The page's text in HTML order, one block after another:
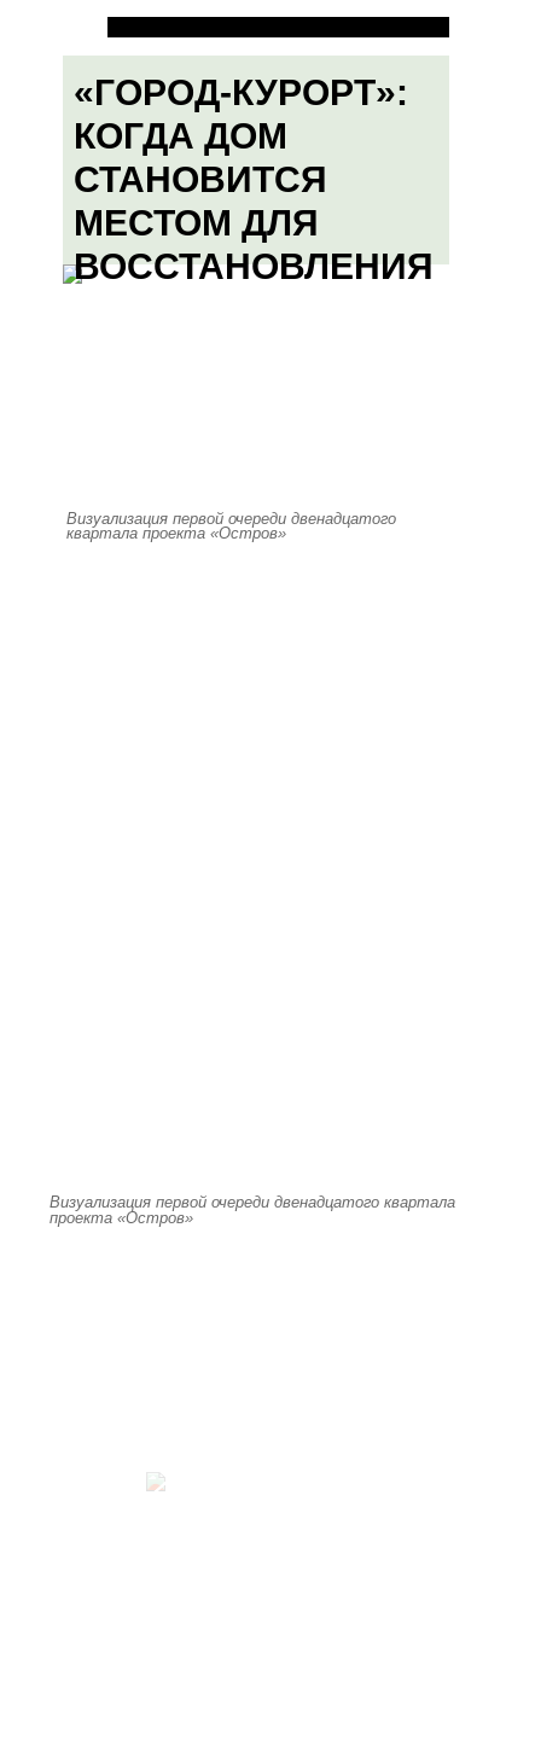
«ГОРОД-КУРОРТ»:
КОГДА ДОМ
СТАНОВИТСЯ
МЕСТОМ ДЛЯ
ВОССТАНОВЛЕНИЯ
Визуализация первой очереди двенадцатого
квартала проекта «Остров»
Визуализация первой очереди двенадцатого квартала
проекта «Остров»